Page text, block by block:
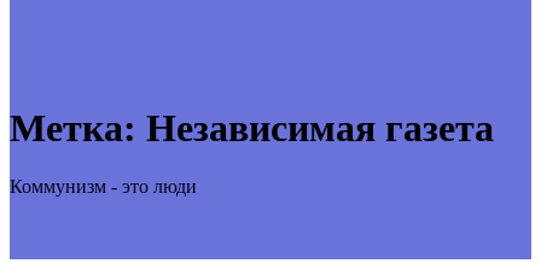
Метка: Независимая газета
Коммунизм - это люди